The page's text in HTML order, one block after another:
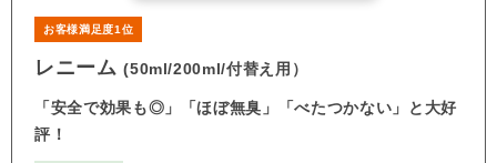
お客様満足度1位
レニーム(50ml/200ml/付替え用）
「安全で効果も◎」「ほぼ無臭」「べたつかない」と大好
評！